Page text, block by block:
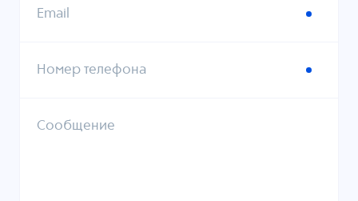
Email
Номер телефона
Сообщение